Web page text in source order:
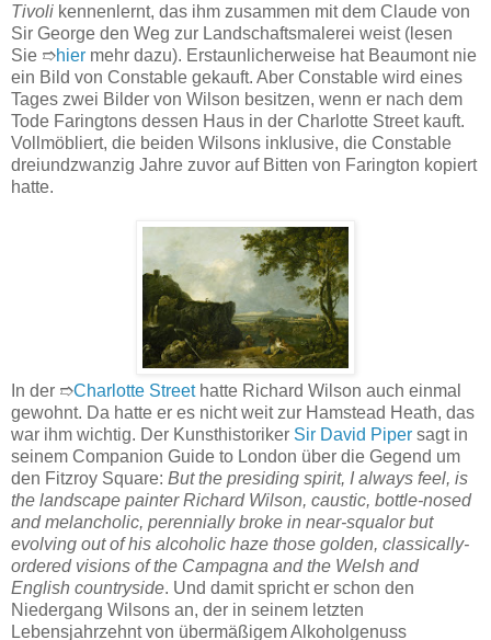
Tivoli kennenlernt, das ihm zusammen mit dem Claude von
Sir George den Weg zur Landschaftsmalerei weist (lesen
Sie ➱hier mehr dazu). Erstaunlicherweise hat Beaumont nie
ein Bild von Constable gekauft. Aber Constable wird eines
Tages zwei Bilder von Wilson besitzen, wenn er nach dem
Tode Faringtons dessen Haus in der Charlotte Street kauft.
Vollmöbliert, die beiden Wilsons inklusive, die Constable
dreiundzwanzig Jahre zuvor auf Bitten von Farington kopiert
hatte.
In der ➱Charlotte Streethatte Richard Wilson auch einmal
gewohnt. Da hatte er es nicht weit zur Hamstead Heath, das
war ihm wichtig. Der Kunsthistoriker Sir David Piper sagt in
seinem Companion Guide to London über die Gegend um
den Fitzroy Square: But the presiding spirit, I always feel, is
the landscape painter Richard Wilson, caustic, bottle-nosed
and melancholic, perennially broke in near-squalor but
evolving out of his alcoholic haze those golden, classically-
ordered visions of the Campagna and the Welsh and
English countryside. Und damit spricht er schon den
Niedergang Wilsons an, der in seinem letzten
Lebensjahrzehnt von übermäßigem Alkoholgenuss